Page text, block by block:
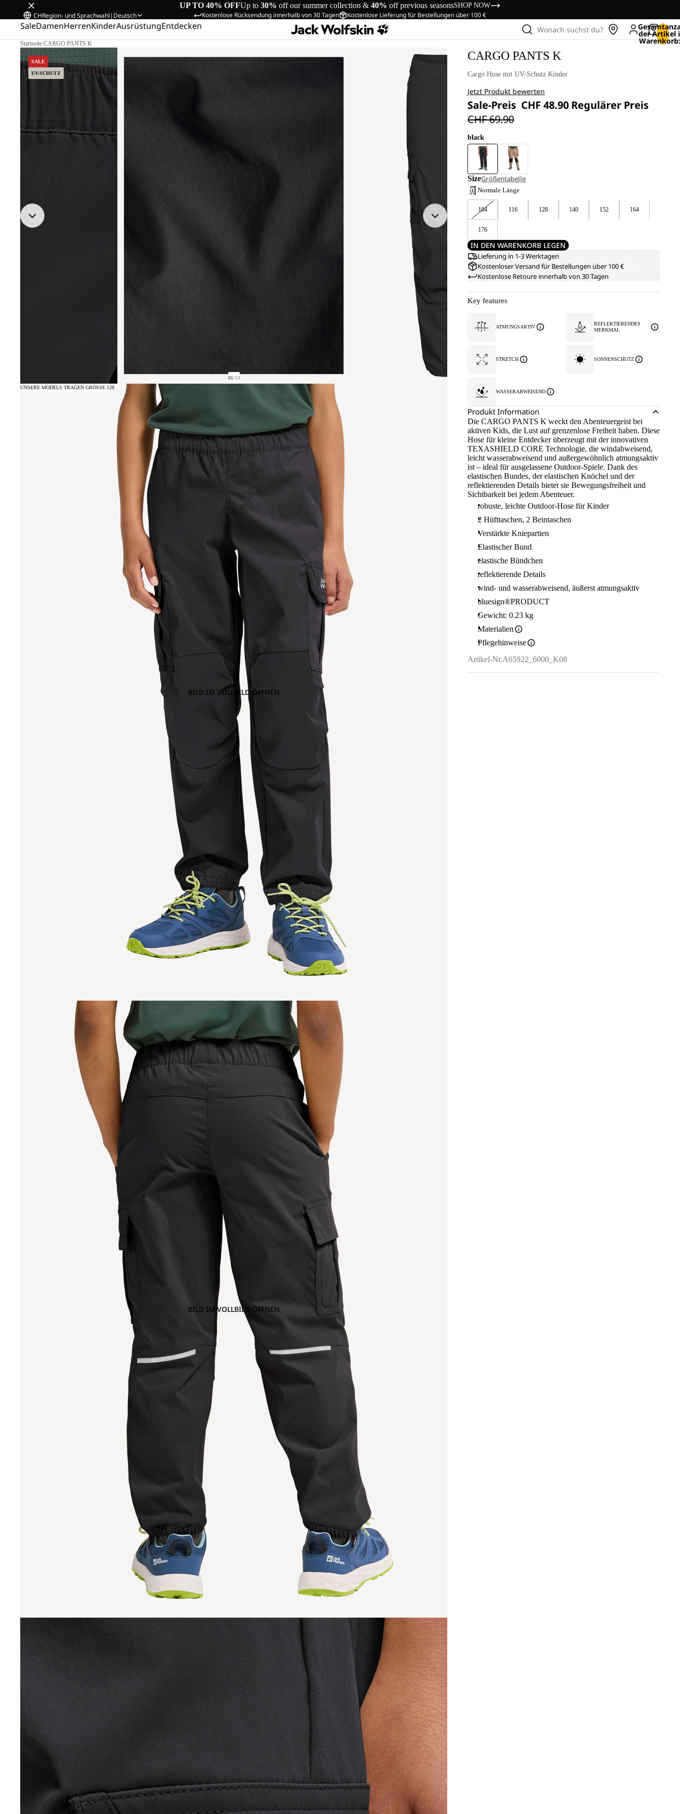
UP TO 40% OFFUp to 30% off our summer collection & 40% off previous seasonsSHOP NOW
Kostenlose Rücksendung innerhalb von 30 Tagen Kostenlose Lieferung für Bestellungen über 100 €
CHRegion- und Sprachwahl| Deutsch
SaleDamenHerrenKinderAusrüstungEntdecken Wonach suchst du? der Artikel
Startseite/CARGO PANTS K
SALE
UV-SCHUTZ
01/13
BILD IM VOLLBILD ÖFFNEN
UNSERE MODELS TRAGEN GRÖSSE 128
BILD IM VOLLBILD ÖFFNEN
CARGO PANTS K
Cargo Hose mit UV-Schutz Kinder
Jetzt Produkt bewerten
Sale-Preis CHF 48.90 Regulärer Preis
CHF 69.90
black
SizeGrößentabelle
Normale Länge
104 116 128 140 152 164
176
IN DEN WARENKORB LEGEN
Lieferung in 1-3 Werktagen
Kostenloser Versand für Bestellungen über 100 €
Kostenlose Retoure innerhalb von 30 Tagen
Key features
ATMUNGSAKTIV
REFLEKTIERENDES
MERKMAL
STRETCH SONNENSCHUTZ
WASSERABWEISEND
Produkt Information
Die CARGO PANTS K weckt den Abenteuergeist bei
aktiven Kids, die Lust auf grenzenlose Freiheit haben. Diese
Hose für kleine Entdecker überzeugt mit der innovativen
TEXASHIELD CORE Technologie, die windabweisend,
leicht wasserabweisend und außergewöhnlich atmungsaktiv
ist – ideal für ausgelassene Outdoor-Spiele. Dank des
elastischen Bundes, der elastischen Knöchel und der
reflektierenden Details bietet sie Bewegungsfreiheit und
Sichtbarkeit bei jedem Abenteuer.
robuste, leichte Outdoor-Hose für Kinder
2 Hüfttaschen, 2 Beintaschen
Verstärkte Kniepartien
Elastischer Bund
elastische Bündchen
reflektierende Details
wind- und wasserabweisend, äußerst atmungsaktiv
bluesign®PRODUCT
Gewicht: 0.23 kg
Materialien
Pflegehinweise
Artikel-Nr.A65922_6000_K08